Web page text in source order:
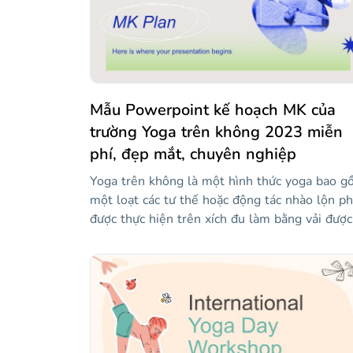
đẹp mắt. Ngoài ra còn có một số hình minh họa
về những người tập thể dục (có thể được sử
dụng làm ví dụ trực quan) và nếu bạn cần bố
cách Memphis!
Mẫu Powerpoint kế hoạch MK của
trường Yoga trên không 2023 miễn
phí, đẹp mắt, chuyên nghiệp
Yoga trên không là một hình thức yoga bao
một loạt các tư thế hoặc động tác nhào lộn
được thực hiện trên xích đu làm bằng vải được
trường yoga tuyệt vời của bạn bằng cách sử
dụng mẫu này để trình bày kế hoạch tiếp thị
bạn. Tải xuống và khám phá cấu trúc bạn cần
nói về sứ mệnh của trường bạn, mục tiêu và
chiến lược của nó, kế hoạch nội dung, ngân